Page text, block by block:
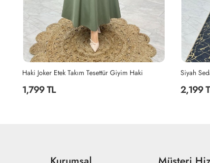
Siyah Seda Tasarım Takım Tesettür Giyim Siyah
2,199 TL
Siyah
2,299